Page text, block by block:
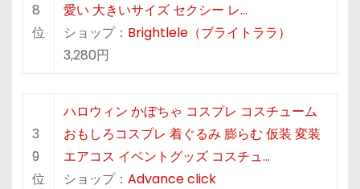
8
位
愛い 大きいサイズ セクシー レ…
ショップ： Brightlele（ブライトララ）
3,280円
3
9
位
ハロウィン かぼちゃ コスプレ コスチューム
おもしろコスプレ 着ぐるみ 膨らむ 仮装 変装
エアコス イベントグッズ コスチュ…
ショップ： Advance click